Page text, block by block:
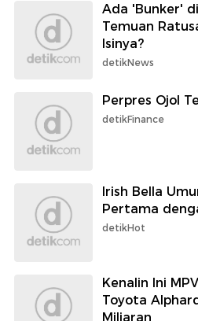
Ada 'Bunker'
Temuan
Isinya?
detikNews
Perpres Ojol
detikFinance
Irish Bella
Pertama
detikHot
Kenalin Ini
Toyota
Miliaran